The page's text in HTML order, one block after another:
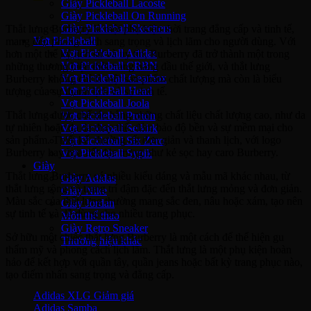
Giày Pickleball Lacoste
Giày Pickleball On Running
Giày Pickleball Skechers
Vợt Pickleball
Vợt Pickleball Adidas
Vợt Pickleball CRBN
Vợt PickleBall Gearbox
Vợt PickleBall Head
Vợt Pickleball Joola
Vợt Pickleball Proton
Vợt Pickleball Selkirk
Vợt Pickleball Six Zero
Vợt Pickleball Sypik
Giày
Giày Adidas
Giày Nike
Giày Jordan
Môn thể thao
Giày Retro Sneaker
Thương hiệu khác
Adidas XLG
Adidas Samba
Thắt lưng Burberry là một phụ kiện thời trang đẳng cấp và tinh tế,
mang đến phong cách sang trọng và lịch lãm cho người dùng. Với
hơn một thế kỷ lịch sử và uy tín, Burberry đã trở thành một trong
những thương hiệu thời trang hàng đầu thế giới, và thắt lưng
Burberry không chỉ là một sản phẩm chất lượng mà còn là biểu
tượng của sự thanh lịch và sự tinh tế.
Thắt lưng được chế tác bằng những chất liệu chất lượng cao, như da
tự nhiên hoặc da da thay thế, đảm bảo độ bền và sự mềm mại cho
sản phẩm. Thiết kế thường rất đơn giản và thanh lịch, với logo
Burberry hay họa tiết đặc trưng như kẻ sọc hay caro Burberry.
Thắt lưng Burberry có nhiều kiểu dáng và mẫu mã khác nhau, từ
thắt lưng rộng và trang trí đậm đặc đến thắt lưng mỏng và đơn giản.
Màu sắc của thắt lưng thường mang sắc đen, nâu hoặc xám, tạo nên
sự tinh tế và dễ dùng cho nhiều trang phục.
Sở hữu một chiếc thắt lưng Burberry là một cách để thể hiện gu
thẩm mỹ và phong cách lịch lãm. Thắt lưng là một phụ kiện hoàn